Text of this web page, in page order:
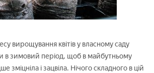
вирощування квітів у власному саду
в зимовий період, щоб в майбутньому
зміцніла і зацвіла. Нічого складного в цій